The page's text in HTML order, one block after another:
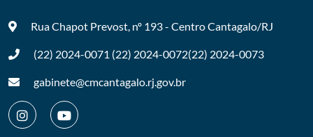
Rua Chapot Prevost, nº 193 - CentroCantagalo/RJ
(22) 2024-0071 (22) 2024-0072(22) 2024-0073
gabinete@cmcantagalo.rj.gov.br